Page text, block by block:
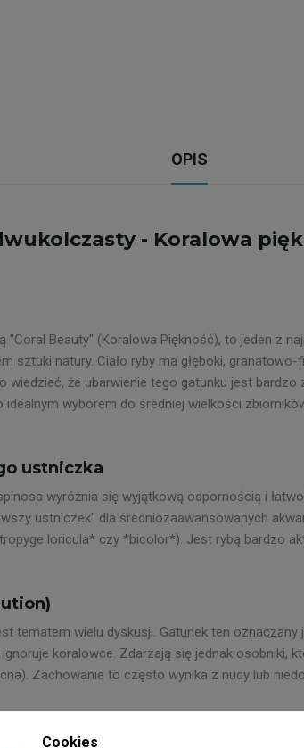
OPIS
- Koralowa
Beauty" (Koralowa Piękność), to jeden z
sztuki natury. Ciało ryby ma głęboki,
że ubarwienie tego gatunku jest
wyborem do średniej wielkości
ustniczka
wyróżnia się wyjątkową odpornością i
ustniczek" dla średniozaawansowanych
loricula* czy *bicolor*). Jest rybą bardzo
tematem wielu dyskusji. Gatunek ten
koralowce. Zdarzają się jednak osobniki,
Zachowanie to często wynika z nudy lub
Cookies